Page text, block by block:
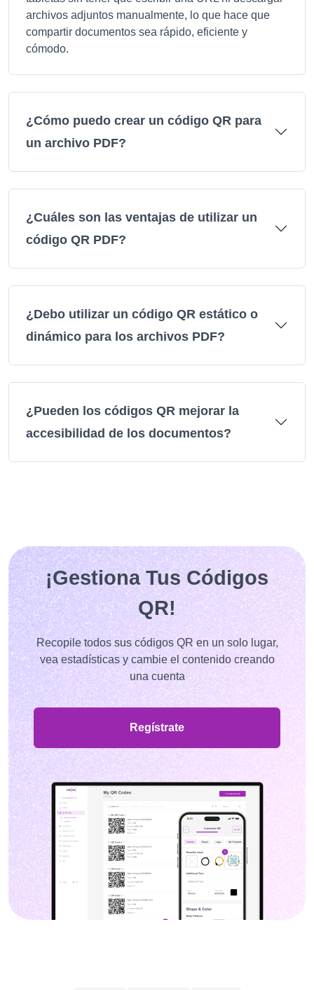
archivos adjuntos manualmente, lo que hace que
compartir documentos sea rápido, eficiente y
cómodo.
¿Cómo puedo crear un código QR para
un archivo PDF?
¿Cuáles son las ventajas de utilizar un
código QR PDF?
¿Debo utilizar un código QR estático o
dinámico para los archivos PDF?
¿Pueden los códigos QR mejorar la
accesibilidad de los documentos?
¡Gestiona Tus Códigos
QR!
Recopile todos sus códigos QR en un solo lugar,
vea estadísticas y cambie el contenido creando
una cuenta
Regístrate